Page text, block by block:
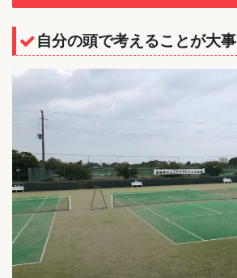
自分の頭で考えることが大事